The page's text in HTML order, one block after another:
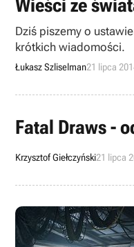
Wieści ze
Dziś piszemy o
krótkich wiadomości.
Łukasz Szliselman21 lipca
Fatal Draws -
Krzysztof Giełczyński21 lipca